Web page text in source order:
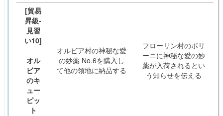
[貿易
昇級-
見習
い10]
オル
ビア
のキ
ュー
ピッ
ト
オルビア村の神秘な愛
の妙薬 No.6を購入し
て他の領地に納品する
フローリン村のポリ
ーニに神秘な愛の妙
薬が入荷されるとい
う知らせを伝える